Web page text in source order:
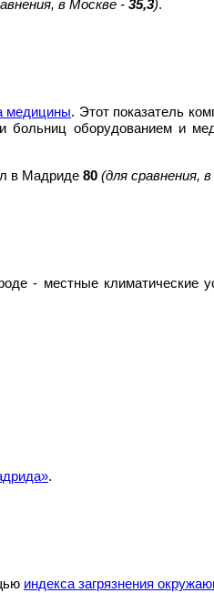
в Москве - 35,3).
медицины. Этот показатель
оборудованием и
в Мадриде 80 (для сравнения,
- местные климатические
.
индекса загрязнения